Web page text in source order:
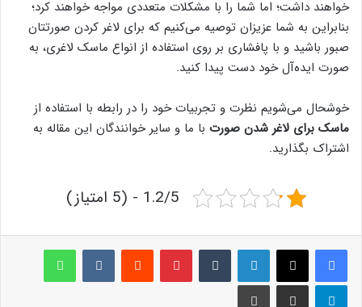
خواهند داشت؛ اما شما را با مشکلات متعددی مواجه خواهند کرد؛
بنابراین به شما عزیزان توصیه می‌کنیم که برای لاغر کردن صورتتان
صبور باشید و با پافشاری بر روی استفاده از انواع ماسک لاغری، به
صورت ایده‌آل خود دست پیدا کنید.
خوشحال می‌شویم نظرت و تجربیات خود را در رابطه با استفاده از
ماسک برای لاغر شدن صورت با ما و سایر خوانندگان این مقاله به
اشتراک بگذارید.
1.2/5 - (5 امتیاز)
لینکدین ‫تامبلر پینترست‫رددیت ‫VKontakteواتس آپ
تلگرام اشتراک گذاری از طریق ایمیل چاپ